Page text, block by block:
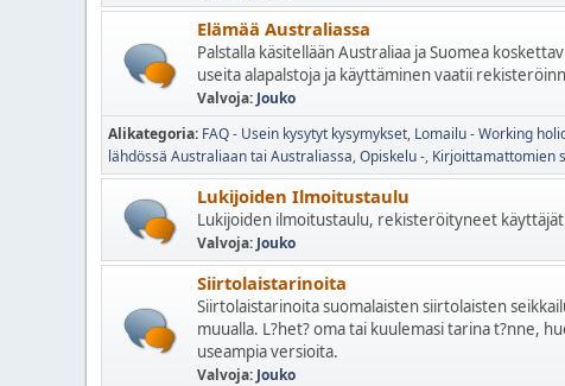
Elämää Australiassa
Palstalla käsitellään Australiaa ja Suomea
useita alapalstoja ja käyttäminen vaatii
Valvoja: Jouko
Alikategoria FAQ - Usein kysytyt kysymykset Lomailu - Working
lähdössä Australiaan tai Australiassa Opiskelu - Kirjoittamattomien
Lukijoiden Ilmoitustaulu
Lukijoiden ilmoitustaulu, rekisteröityneet
Valvoja: Jouko
Siirtolaistarinoita
Siirtolaistarinoita suomalaisten siirtolaisten
muualla. L?het? oma tai kuulemasi tarina t?nne,
useampia versioita.
Valvoja: Jouko